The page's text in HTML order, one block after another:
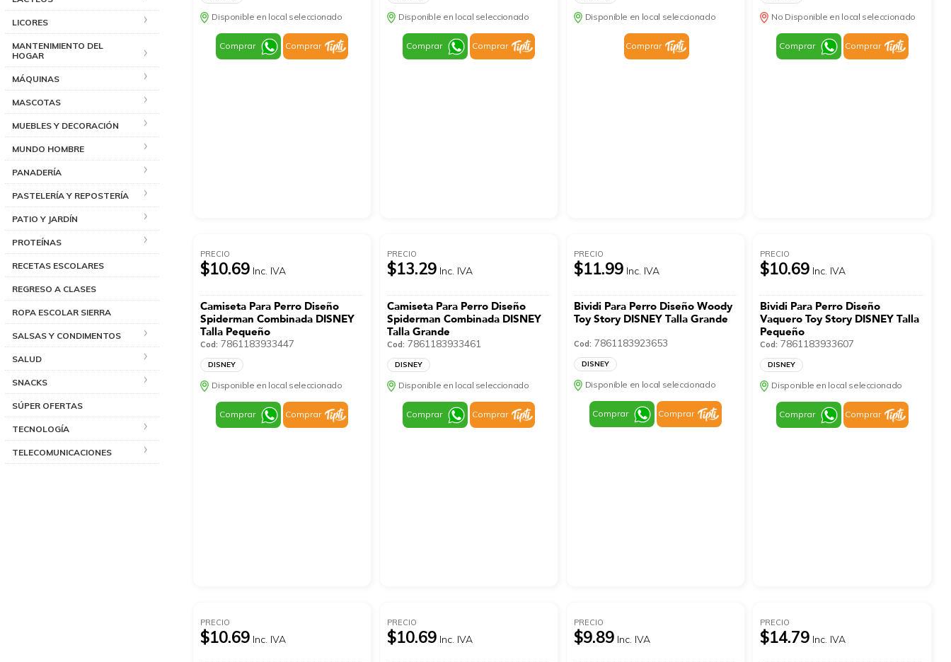
LICORES
MANTENIMIENTO DEL
HOGAR
MÁQUINAS
MASCOTAS
MUEBLES Y DECORACIÓN
MUNDO HOMBRE
PANADERÍA
PASTELERÍA Y REPOSTERÍA
PATIO Y JARDÍN
PROTEÍNAS
RECETAS ESCOLARES
REGRESO A CLASES
ROPA ESCOLAR SIERRA
SALSAS Y CONDIMENTOS
SALUD
SNACKS
SÚPER OFERTAS
TECNOLOGÍA
TELECOMUNICACIONES
Disponible en local seleccionado
Comprar Comprar
Disponible en local seleccionado
Comprar Comprar
Disponible en local seleccionado
Comprar
No Disponible en local seleccionado
Comprar Comprar
PRECIO
$10.69 Inc. IVA
Camiseta Para Perro Diseño
Spiderman Combinada DISNEY
Talla Pequeño
Cod: 7861183933447
DISNEY
Disponible en local seleccionado
Comprar Comprar
PRECIO
$13.29 Inc. IVA
Camiseta Para Perro Diseño
Spiderman Combinada DISNEY
Talla Grande
Cod: 7861183933461
DISNEY
Disponible en local seleccionado
Comprar Comprar
PRECIO
$11.99 Inc. IVA
Bividi Para Perro Diseño Woody
Toy Story DISNEY Talla Grande
Cod: 7861183923653
DISNEY
Disponible en local seleccionado
Comprar Comprar
PRECIO
$10.69 Inc. IVA
Bividi Para Perro Diseño
Vaquero Toy Story DISNEY Talla
Pequeño
Cod: 7861183933607
DISNEY
Disponible en local seleccionado
Comprar Comprar
PRECIO
$10.69 Inc. IVA
PRECIO
$10.69 Inc. IVA
PRECIO
$9.89 Inc. IVA
PRECIO
$14.79 Inc. IVA